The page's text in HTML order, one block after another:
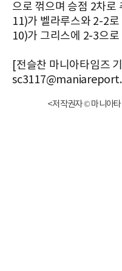
으로 꺾으며 승점 2차로
11)가 벨라루스와 2-2
10)가 그리스에 2-3으
[전슬찬 마니아타임즈
<저작권자 © 마니아